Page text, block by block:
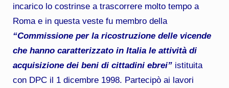
incarico lo costrinse a trascorrere molto tempo a
Roma e in questa veste fu membro della
“Commissione per la ricostruzione delle vicende
che hanno caratterizzato in Italia le attività di
acquisizione dei beni di cittadini ebrei”istituita
con DPC il 1 dicembre 1998. Partecipò ai lavori